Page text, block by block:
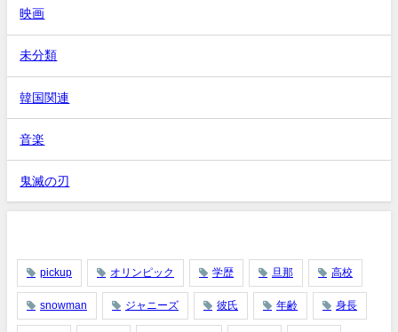
映画
未分類
韓国関連
音楽
鬼滅の刃
pickup オリンピック 学歴 旦那 高校
snowman ジャニーズ 彼氏 年齢 身長